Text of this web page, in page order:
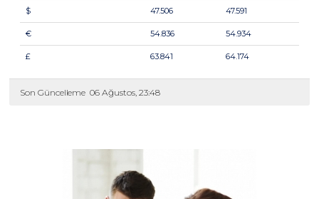
$ 47.506 47.591
€ 54.836 54.934
£ 63.841 64.174
Son Güncelleme 06 Ağustos, 23:48